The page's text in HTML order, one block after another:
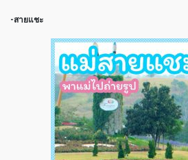
-สายแชะ